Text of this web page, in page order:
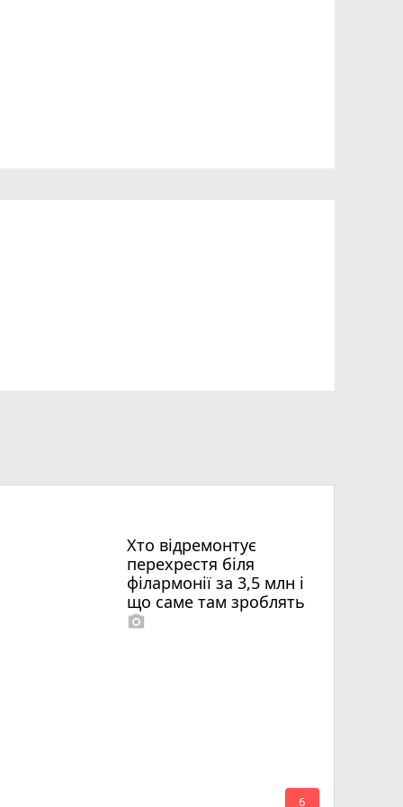
Хто відремонтує
перехрестя біля
філармонії за 3,5 млн і
що саме там зроблять
photo_camera
6